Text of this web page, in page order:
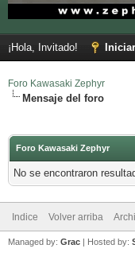
¡Hola, Invitado!
Foro Kawasaki Zephyr
Mensaje del foro
Foro Kawasaki Zephyr
No se encontraron
Indice Volver arriba
Managed by: Grac | Hosted by: